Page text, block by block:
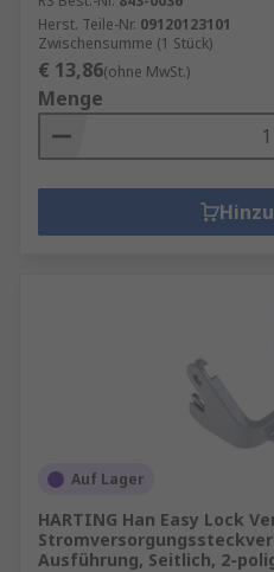
Herst. Teile-Nr. 09120123101
Zwischensumme (1 Stück)
€ 13,86(ohne MwSt.)
Menge
Auf Lager
HARTING Han Easy Lock
Ausführung, Seitlich, 2-